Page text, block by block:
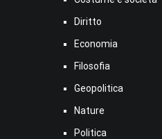
Diritto
Economia
Filosofia
Geopolitica
Nature
Politica